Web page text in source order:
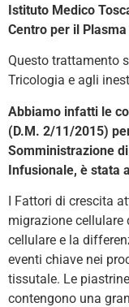
Istituto Medico
Centro per il Plasma
Questo trattamento
Tricologia e agli
Abbiamo infatti le
(D.M. 2/11/2015)
Somministrazione
Infusionale, è stata
I Fattori di crescita
migrazione
cellulare e la
eventi chiave nei
tissutale. Le
contengono una